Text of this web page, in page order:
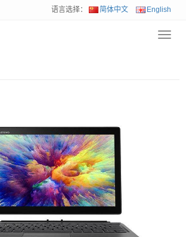
语言选择： 简体中文 English